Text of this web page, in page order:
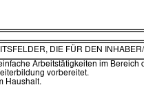
DIE FÜR DEN
Arbeitstätigkeiten im
vorbereitet.
Haushalt.